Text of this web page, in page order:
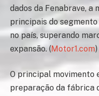
dados da Fenabrave, a
principais do
no país, superando
expansão. (Motor1.com)
O principal movimento
preparação da fábrica